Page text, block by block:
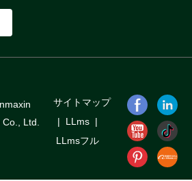
Ltd.
サイトマップ
| LLms |
LLmsフル